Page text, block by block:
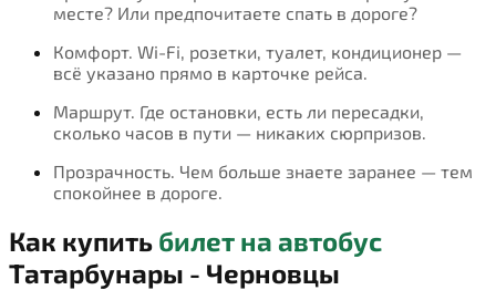
месте? Или предпочитаете спать в дороге?
Комфорт. Wi-Fi, розетки, туалет, кондиционер —
всё указано прямо в карточке рейса.
Маршрут. Где остановки, есть ли пересадки,
сколько часов в пути — никаких сюрпризов.
Прозрачность. Чем больше знаете заранее — тем
спокойнее в дороге.
Как купить билет на автобус
Татарбунары - Черновцы